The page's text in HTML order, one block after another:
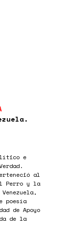
e
al
Perro y la
poesía
de Apoyo
de la